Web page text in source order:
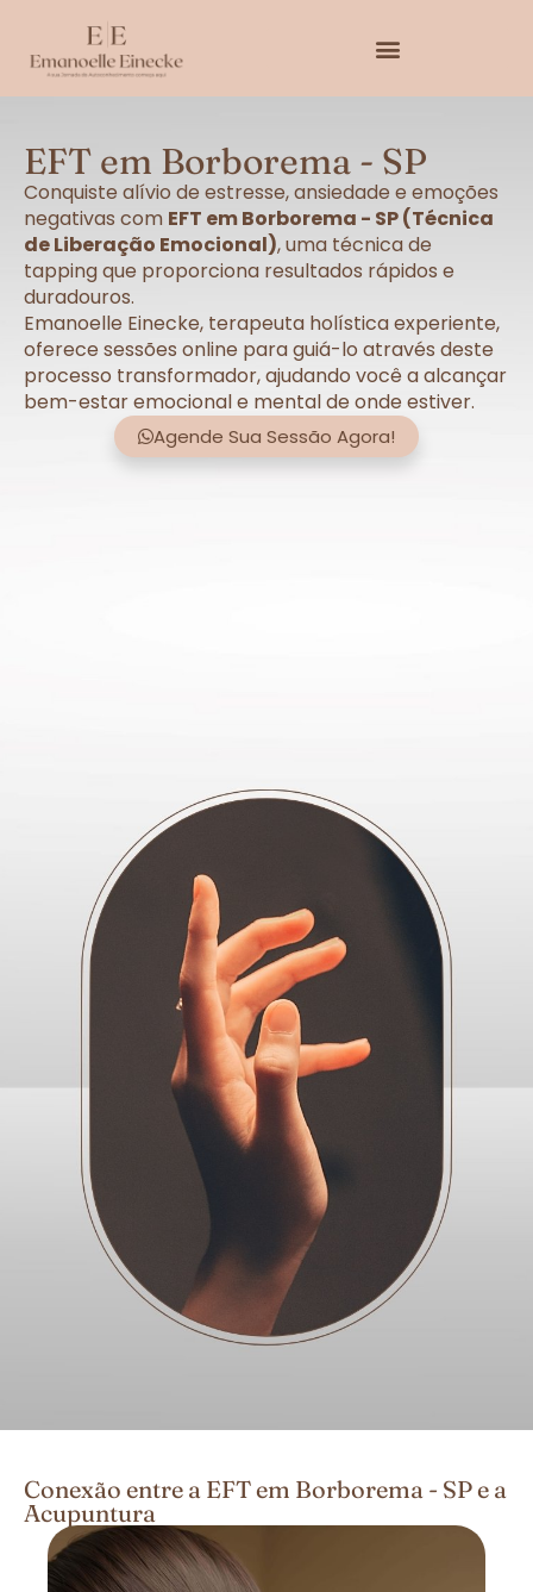
EFT em Borborema - SP
Conquiste alívio de estresse, ansiedade e emoções
negativas com EFT em Borborema - SP (Técnica
de Liberação Emocional), uma técnica de
tapping que proporciona resultados rápidos e
duradouros.
Emanoelle Einecke, terapeuta holística experiente,
oferece sessões online para guiá-lo através deste
processo transformador, ajudando você a alcançar
bem-estar emocional e mental de onde estiver.
Agende Sua Sessão Agora!
Conexão entre a EFT em Borborema - SP e a
Acupuntura